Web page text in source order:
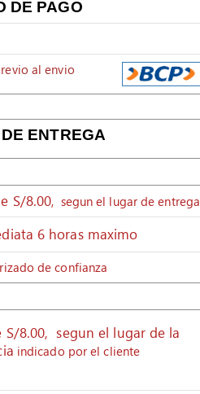
DE PAGO
al envio
ENTREGA
S/8.00, segun el lugar de entrega
6 horas maximo
de confianza
S/8.00, segun el lugar de la
indicado por el cliente